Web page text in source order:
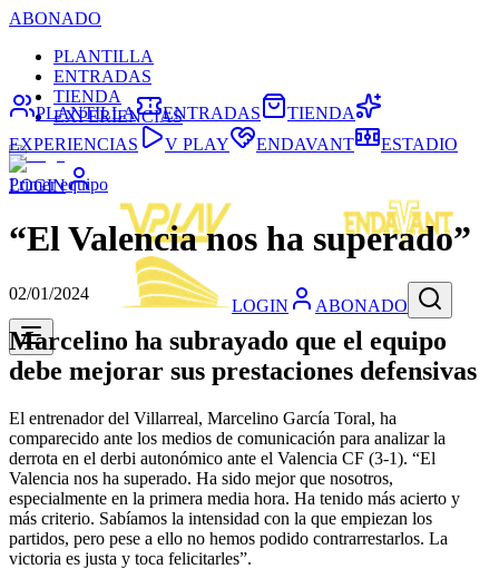
ABONADO
PLANTILLA
ENTRADAS
TIENDA
EXPERIENCIAS
LOGIN
LOGIN ABONADO
PLANTILLA ENTRADAS
TIENDA
EXPERIENCIAS
V PLAY ENDAVANT ESTADIO
Primer equipo
“El Valencia nos ha superado”
02/01/2024
Marcelino ha subrayado que el equipo
debe mejorar sus prestaciones defensivas
El entrenador del Villarreal, Marcelino García Toral, ha
comparecido ante los medios de comunicación para analizar la
derrota en el derbi autonómico ante el Valencia CF (3-1). “El
Valencia nos ha superado. Ha sido mejor que nosotros,
especialmente en la primera media hora. Ha tenido más acierto y
más criterio. Sabíamos la intensidad con la que empiezan los
partidos, pero pese a ello no hemos podido contrarrestarlos. La
victoria es justa y toca felicitarles”.